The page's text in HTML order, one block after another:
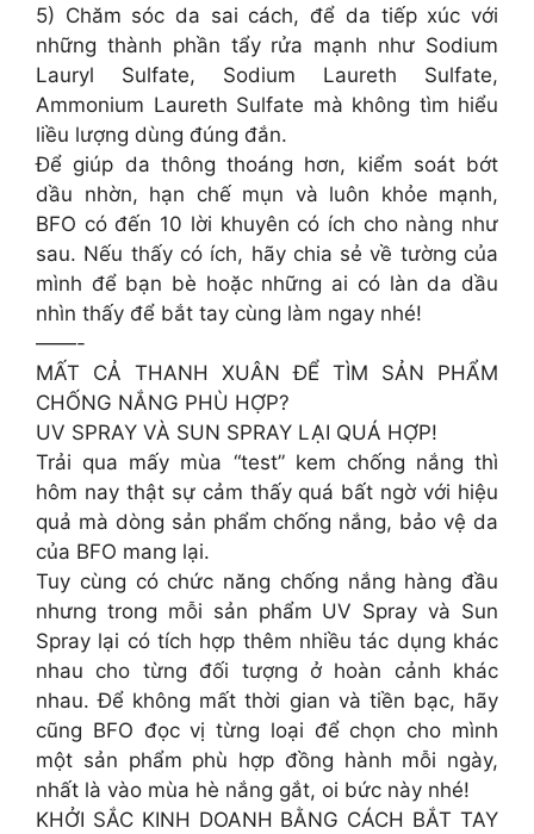
5) Chăm sóc da sai cách, để da tiếp xúc với
những thành phần tẩy rửa mạnh như Sodium
Lauryl Sulfate, Sodium Laureth Sulfate,
Ammonium Laureth Sulfate mà không tìm hiểu
liều lượng dùng đúng đắn.
Để giúp da thông thoáng hơn, kiểm soát bớt
dầu nhờn, hạn chế mụn và luôn khỏe mạnh,
BFO có đến 10 lời khuyên có ích cho nàng như
sau. Nếu thấy có ích, hãy chia sẻ về tường của
mình để bạn bè hoặc những ai có làn da dầu
nhìn thấy để bắt tay cùng làm ngay nhé!
——-
MẤT CẢ THANH XUÂN ĐỂ TÌM SẢN PHẨM
CHỐNG NẮNG PHÙ HỢP?
UV SPRAY VÀ SUN SPRAY LẠI QUÁ HỢP!
Trải qua mấy mùa “test” kem chống nắng thì
hôm nay thật sự cảm thấy quá bất ngờ với hiệu
quả mà dòng sản phẩm chống nắng, bảo vệ da
của BFO mang lại.
Tuy cùng có chức năng chống nắng hàng đầu
nhưng trong mỗi sản phẩm UV Spray và Sun
Spray lại có tích hợp thêm nhiều tác dụng khác
nhau cho từng đối tượng ở hoàn cảnh khác
nhau. Để không mất thời gian và tiền bạc, hãy
cũng BFO đọc vị từng loại để chọn cho mình
một sản phẩm phù hợp đồng hành mỗi ngày,
nhất là vào mùa hè nắng gắt, oi bức này nhé!
KHỞI SẮC KINH DOANH BẰNG CÁCH BẮT TAY